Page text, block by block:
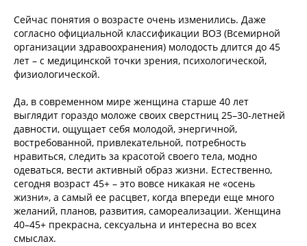
Сейчас понятия о возрасте очень изменились. Даже
согласно официальной классификации ВОЗ (Всемирной
организации здравоохранения) молодость длится до 45
лет – с медицинской точки зрения, психологической,
физиологической.
Да, в современном мире женщина старше 40 лет
выглядит гораздо моложе своих сверстниц 25–30-летней
давности, ощущает себя молодой, энергичной,
востребованной, привлекательной, потребность
нравиться, следить за красотой своего тела, модно
одеваться, вести активный образ жизни. Естественно,
сегодня возраст 45+ – это вовсе никакая не «осень
жизни», а самый ее расцвет, когда впереди еще много
желаний, планов, развития, самореализации. Женщина
40–45+ прекрасна, сексуальна и интересна во всех
смыслах.